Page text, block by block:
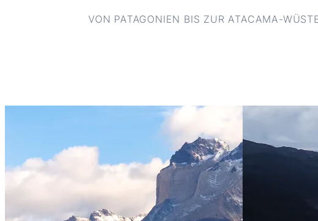
VON PATAGONIEN BIS ZUR ATACAMA-